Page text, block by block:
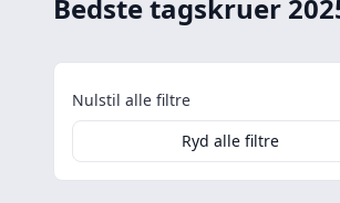
Bedste tagskruer
Nulstil alle filtre
Ryd alle filtre